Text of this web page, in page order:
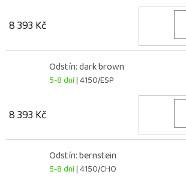
8 393 Kč
Odstín: dark brown
5-8 dní| 4150/ESP
8 393 Kč
Odstín: bernstein
5-8 dní| 4150/CHO